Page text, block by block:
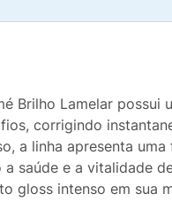
Brilho Lamelar
corrigindo
a linha apresenta
saúde e a vitalidade
gloss intenso em sua